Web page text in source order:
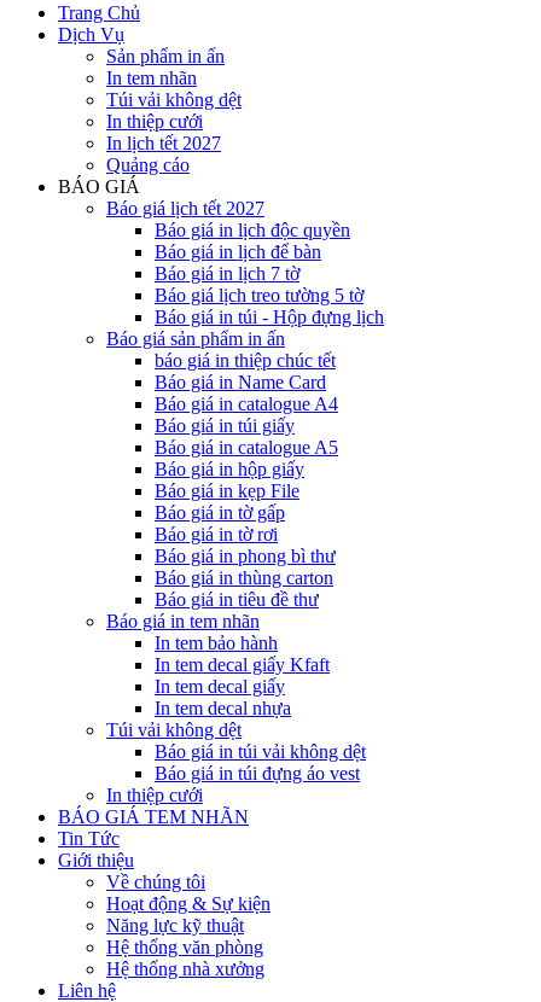
Trang Chủ
Dịch Vụ
Sản phẩm in ấn
In tem nhãn
Túi vải không dệt
In thiệp cưới
In lịch tết 2027
Quảng cáo
BÁO GIÁ
Báo giá lịch tết 2027
Báo giá in lịch độc quyền
Báo giá in lịch để bàn
Báo giá in lịch 7 tờ
Báo giá lịch treo tường 5 tờ
Báo giá in túi - Hộp đựng lịch
Báo giá sản phẩm in ấn
báo giá in thiệp chúc tết
Báo giá in Name Card
Báo giá in catalogue A4
Báo giá in túi giấy
Báo giá in catalogue A5
Báo giá in hộp giấy
Báo giá in kẹp File
Báo giá in tờ gấp
Báo giá in tờ rơi
Báo giá in phong bì thư
Báo giá in thùng carton
Báo giá in tiêu đề thư
Báo giá in tem nhãn
In tem bảo hành
In tem decal giấy Kfaft
In tem decal giấy
In tem decal nhựa
Túi vải không dệt
Báo giá in túi vải không dệt
Báo giá in túi đựng áo vest
In thiệp cưới
BÁO GIÁ TEM NHÃN
Tin Tức
Giới thiệu
Về chúng tôi
Hoạt động & Sự kiện
Năng lực kỹ thuật
Hệ thống văn phòng
Hệ thống nhà xưởng
Liên hệ